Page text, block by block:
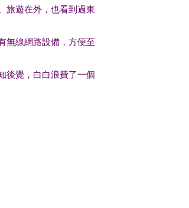
旅遊在外，也看到過東
無線網路設備，方便至
後覺，白白浪費了一個